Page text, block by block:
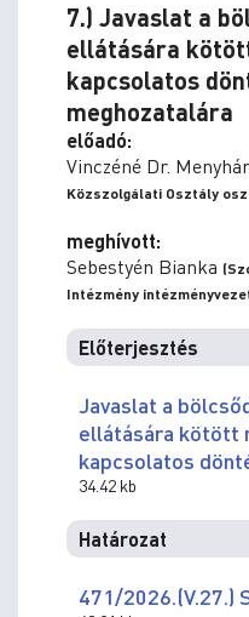
7.) Javaslat a
ellátására
kapcsolatos
meghozatalára
előadó:
Vinczéné Dr.
Közszolgálati Osztály
meghívott:
Sebestyén Bianka
Intézmény
Előterjesztés
Javaslat a
ellátására kötött
kapcsolatos
34.42 kb
Határozat
471/2026.(V.27.)